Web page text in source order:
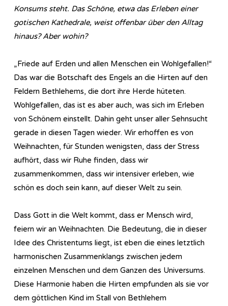
Konsums steht. Das Schöne, etwa das Erleben einer
gotischen Kathedrale, weist offenbar über den Alltag
hinaus? Aber wohin?
„Friede auf Erden und allen Menschen ein Wohlgefallen!“
Das war die Botschaft des Engels an die Hirten auf den
Feldern Bethlehems, die dort ihre Herde hüteten.
Wohlgefallen, das ist es aber auch, was sich im Erleben
von Schönem einstellt. Dahin geht unser aller Sehnsucht
gerade in diesen Tagen wieder. Wir erhoffen es von
Weihnachten, für Stunden wenigsten, dass der Stress
aufhört, dass wir Ruhe finden, dass wir
zusammenkommen, dass wir intensiver erleben, wie
schön es doch sein kann, auf dieser Welt zu sein.
Dass Gott in die Welt kommt, dass er Mensch wird,
feiern wir an Weihnachten. Die Bedeutung, die in dieser
Idee des Christentums liegt, ist eben die eines letztlich
harmonischen Zusammenklangs zwischen jedem
einzelnen Menschen und dem Ganzen des Universums.
Diese Harmonie haben die Hirten empfunden als sie vor
dem göttlichen Kind im Stall von Bethlehem